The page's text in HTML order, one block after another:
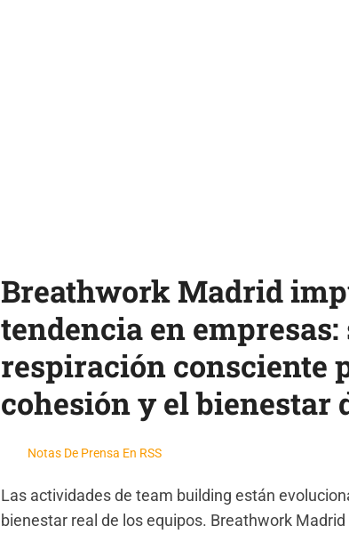
Breathwork Madrid
tendencia en empresas:
respiración consciente
cohesión y el bienestar
Notas De Prensa En RSS
Las actividades de team building están
bienestar real de los equipos. Breathwork